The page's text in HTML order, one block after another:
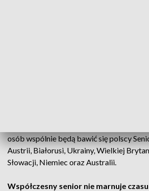
osób wspólnie będą bawić się polscy
Austrii, Białorusi, Ukrainy, Wielkiej
Słowacji, Niemiec oraz Australii.
Współczesny senior nie marnuje